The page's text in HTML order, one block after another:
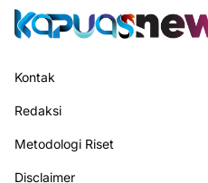
Kontak
Redaksi
Metodologi Riset
Disclaimer